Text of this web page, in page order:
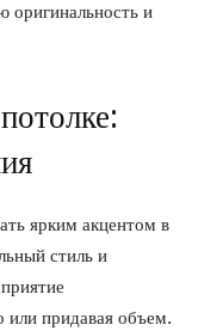
оригинальность и
ярким акцентом в
стиль и
или придавая объем.